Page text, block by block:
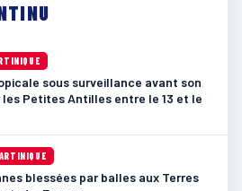
sous surveillance avant son
les Petites Antilles entre le 13 et le
blessées par balles aux Terres